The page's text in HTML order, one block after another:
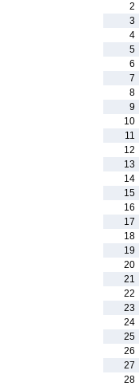
2
3
4
5
6
7
8
9
10
11
12
13
14
15
16
17
18
19
20
21
22
23
24
25
26
27
28